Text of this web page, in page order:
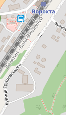
ma bogatą
otwarte w
Mieści się ono w
Kultury. Wiele
związane z
wsii ujawniają
jest kolebką